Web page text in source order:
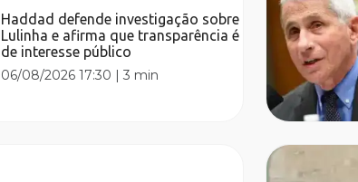
Haddad defende investigação sobre
Lulinha e afirma que transparência é
de interesse público
06/08/2026 17:30 |3 min